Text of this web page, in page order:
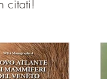
citati!